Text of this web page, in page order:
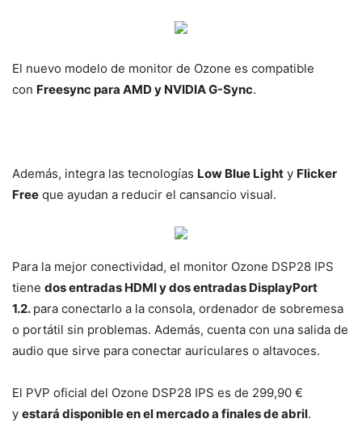
El nuevo modelo de monitor de Ozone es compatible
con Freesync para AMD y NVIDIA G-Sync.
Además, integra las tecnologías Low Blue Light y Flicker
Free que ayudan a reducir el cansancio visual.
Para la mejor conectividad, el monitor Ozone DSP28 IPS
tiene dos entradas HDMI y dos entradas DisplayPort
1.2. para conectarlo a la consola, ordenador de sobremesa
o portátil sin problemas. Además, cuenta con una salida de
audio que sirve para conectar auriculares o altavoces.
El PVP oficial del Ozone DSP28 IPS es de 299,90 €
y estará disponible en el mercado a finales de abril.